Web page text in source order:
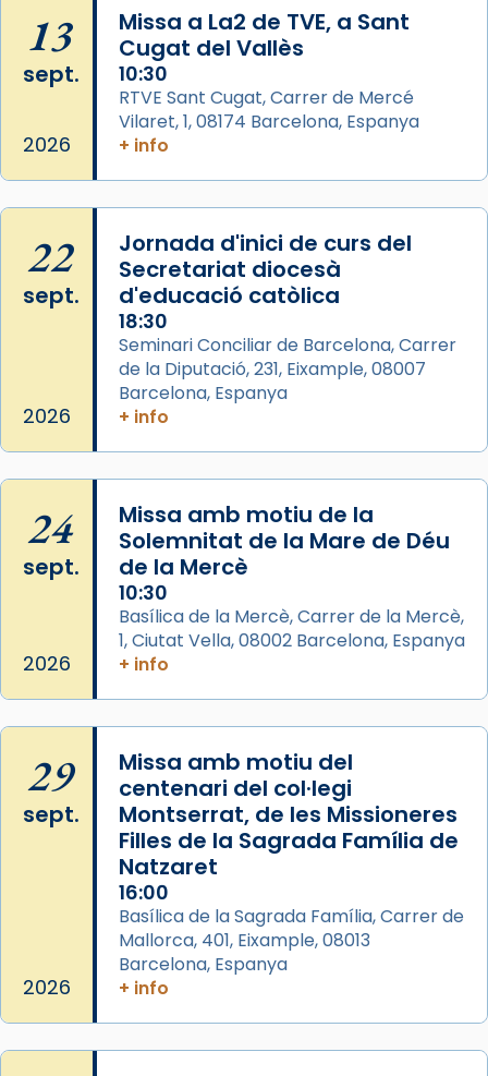
📸 Dr. G. Simón
View on Facebook · Share
Arquebisbat de Barcelona
Memòria de les santes Juliana i
Semproniana, verges i màrtirs.
Acompanyant la història de sant Cugat, a
partir de l’Edat Mitjana sorgeix la tradició
que les santes Juliana (“relatiu a Júlia”) i
Semproniana (“relatiu a Semprònia =
eterna”) són deixebles seves. I l’any 1667, el
frare Joan Gaspar Roig, afirma en una obra
Foto
View on Facebook · Share
13
sept.
2026
Missa a La2 de TVE, a Sant
Cugat del Vallès
10:30
RTVE Sant Cugat, Carrer de Mercé
Vilaret, 1, 08174 Barcelona, Espanya
+ info
22
sept.
2026
Jornada d'inici de curs del
Secretariat diocesà
d'educació catòlica
18:30
Seminari Conciliar de Barcelona, Carrer
de la Diputació, 231, Eixample, 08007
Barcelona, Espanya
+ info
24
sept.
2026
Missa amb motiu de la
Solemnitat de la Mare de Déu
de la Mercè
10:30
Basílica de la Mercè, Carrer de la Mercè,
1, Ciutat Vella, 08002 Barcelona, Espanya
+ info
29
sept.
2026
Missa amb motiu del
centenari del col·legi
Montserrat, de les Missioneres
Filles de la Sagrada Família de
Natzaret
16:00
Basílica de la Sagrada Família, Carrer de
Mallorca, 401, Eixample, 08013
Barcelona, Espanya
+ info